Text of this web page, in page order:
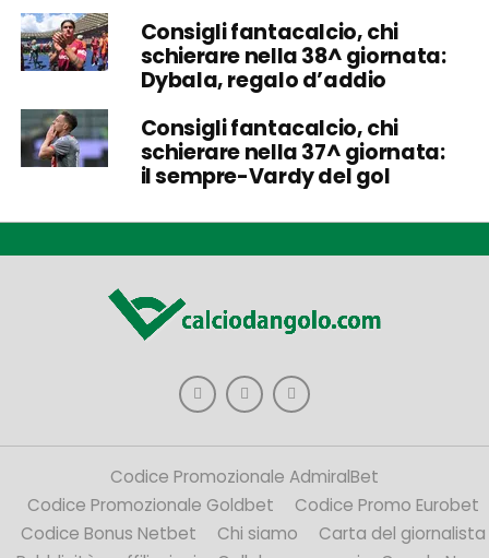
Consigli fantacalcio, chi
schierare nella 38^ giornata:
Dybala, regalo d’addio
Consigli fantacalcio, chi
schierare nella 37^ giornata:
il sempre-Vardy del gol
Codice Promozionale AdmiralBet
Codice Promozionale Goldbet
Codice Promo Eurobet
Codice Bonus Netbet
Chi siamo
Carta del giornalista